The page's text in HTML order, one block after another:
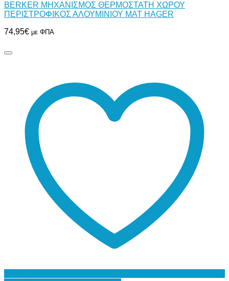
BERKER ΜΗΧΑΝΙΣΜΟΣ ΘΕΡΜΟΣΤΑΤΗ ΧΩΡΟΥ
ΠΕΡΙΣΤΡΟΦΙΚΟΣ ΑΛΟΥΜΙΝΙΟΥ ΜΑΤ HAGER
74,95€ με ΦΠΑ